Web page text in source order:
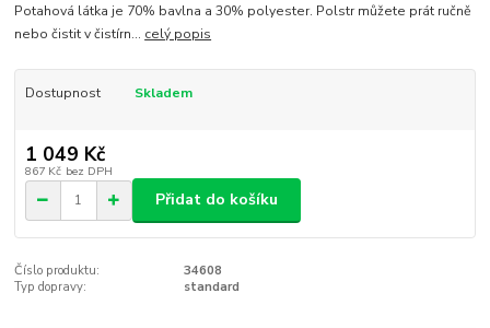
Potahová látka je 70% bavlna a 30% polyester. Polstr můžete prát ručně
nebo čistit v čistírn... celý popis
Dostupnost Skladem
1 049 Kč
867 Kč bez DPH
Přidat do košíku
Číslo produktu:
34608
Typ dopravy:
standard